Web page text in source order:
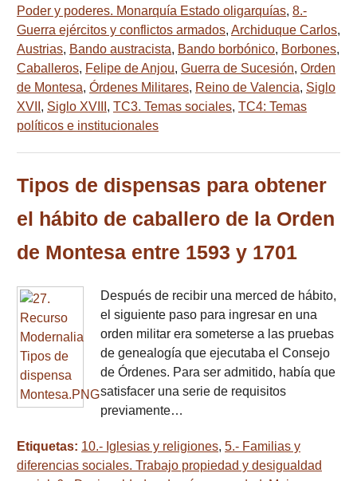
Poder y poderes. Monarquía Estado oligarquías, 8.-
Guerra ejércitos y conflictos armados, Archiduque Carlos,
Austrias, Bando austracista, Bando borbónico, Borbones,
Caballeros, Felipe de Anjou, Guerra de Sucesión, Orden
de Montesa, Órdenes Militares, Reino de Valencia, Siglo
XVII , Siglo XVIII , TC3. Temas sociales, TC4: Temas
políticos e institucionales
Tipos de dispensas para obtener
el hábito de caballero de la Orden
de Montesa entre 1593 y 1701
Después de recibir una merced de hábito,
el siguiente paso para ingresar en una
orden militar era someterse a las pruebas
de genealogía que ejecutaba el Consejo
de Órdenes. Para ser admitido, había que
satisfacer una serie de requisitos
previamente…
Etiquetas: 10.- Iglesias y religiones, 5.- Familias y
diferencias sociales. Trabajo propiedad y desigualdad